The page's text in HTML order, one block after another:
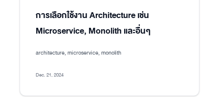
การเลือกใช้งาน Architecture เช่น
Microservice, Monolith และอื่นๆ
architecture, microservice, monolith
Dec. 21, 2024